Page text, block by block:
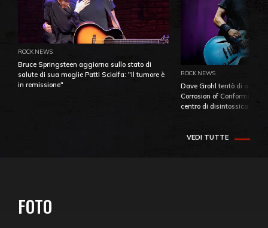
ROCK NEWS
Bruce Springsteen aggiorna sullo stato di
salute di sua moglie Patti Scialfa: "Il tumore è
in remissione"
ROCK NEWS
Dave Grohl tentò di
Corrosion of Conformity
centro di
VEDI TUTTE
FOTO